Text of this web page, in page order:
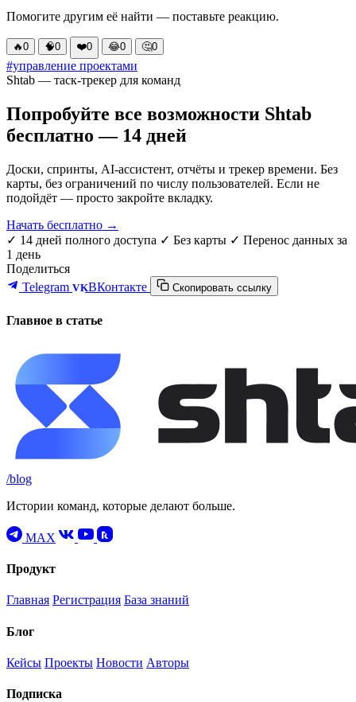
Помогите другим её найти — поставьте реакцию.
🔥0 🧠0 ❤️0 😂0 🤔0
#управление проектами
Shtab — таск-трекер для команд
Попробуйте все возможности Shtab
бесплатно — 14 дней
Доски, спринты, AI-ассистент, отчёты и трекер времени. Без
карты, без ограничений по числу пользователей. Если не
подойдёт — просто закройте вкладку.
Начать бесплатно →
✓ 14 дней полного доступа ✓ Без карты ✓ Перенос данных за
1 день
Поделиться
Telegram VKВКонтакте Скопировать ссылку
Главное в статье
/blog
Истории команд, которые делают больше.
MAX
Продукт
Главная Регистрация База знаний
Блог
Кейсы Проекты Новости Авторы
Подписка